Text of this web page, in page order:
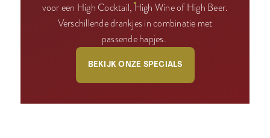
voor een High Cocktail, High Wine of High Beer.
Verschillende drankjes in combinatie met
passende hapjes.
BEKIJK ONZE SPECIALS